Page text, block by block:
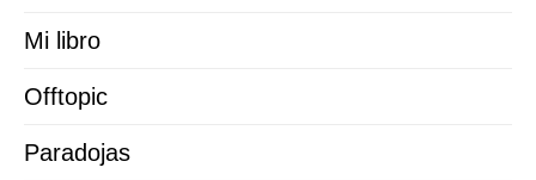
Mi libro
Offtopic
Paradojas